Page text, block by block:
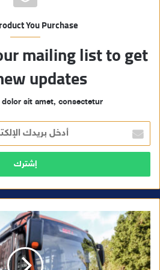
You Purchase
mailing list to get
updates!
sit amet, consectetur.
خ
ل
ر
ا
ل
إ
ل
ك
ت